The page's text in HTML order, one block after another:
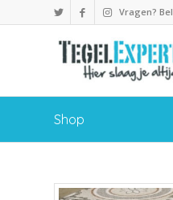
Vragen?
Shop